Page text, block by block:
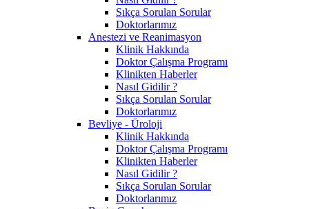
Sıkça Sorulan Sorular
Doktorlarımız
Anestezi ve Reanimasyon
Klinik Hakkında
Doktor Çalışma Programı
Klinikten Haberler
Nasıl Gidilir ?
Sıkça Sorulan Sorular
Doktorlarımız
Bevliye - Üroloji
Klinik Hakkında
Doktor Çalışma Programı
Klinikten Haberler
Nasıl Gidilir ?
Sıkça Sorulan Sorular
Doktorlarımız